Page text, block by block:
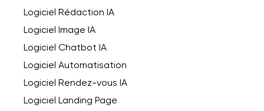
Logiciel Rédaction IA
Logiciel Image IA
Logiciel Chatbot IA
Logiciel Automatisation
Logiciel Rendez-vous IA
Logiciel Landing Page